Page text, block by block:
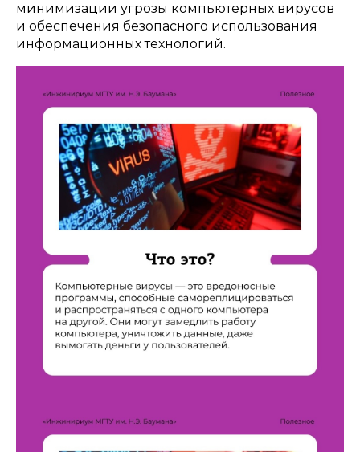
минимизации угрозы компьютерных вирусов
и обеспечения безопасного использования
информационных технологий.